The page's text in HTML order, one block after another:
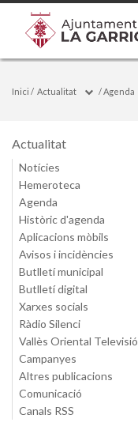
Inici / Actualitat /Agenda
Actualitat
Notícies
Hemeroteca
Agenda
Històric d'agenda
Aplicacions mòbils
Avisos i incidències
Butlletí municipal
Butlletí digital
Xarxes socials
Ràdio Silenci
Vallès Oriental Televisió
Campanyes
Altres publicacions
Comunicació
Canals RSS